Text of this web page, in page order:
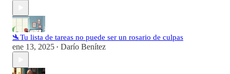
🛬Tu lista de tareas no puede ser un rosario de culpas
ene 13, 2025 • Darío Benítez